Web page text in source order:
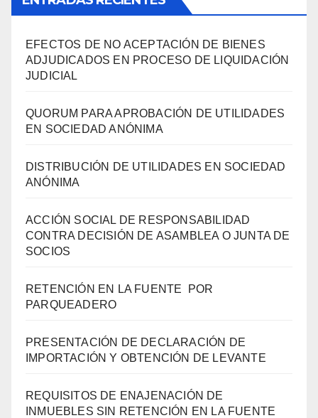
EFECTOS DE NO ACEPTACIÓN DE BIENES
ADJUDICADOS EN PROCESO DE LIQUIDACIÓN
JUDICIAL
QUORUM PARA APROBACIÓN DE UTILIDADES
EN SOCIEDAD ANÓNIMA
DISTRIBUCIÓN DE UTILIDADES EN SOCIEDAD
ANÓNIMA
ACCIÓN SOCIAL DE RESPONSABILIDAD
CONTRA DECISIÓN DE ASAMBLEA O JUNTA DE
SOCIOS
RETENCIÓN EN LA FUENTE POR
PARQUEADERO
PRESENTACIÓN DE DECLARACIÓN DE
IMPORTACIÓN Y OBTENCIÓN DE LEVANTE
REQUISITOS DE ENAJENACIÓN DE
INMUEBLES SIN RETENCIÓN EN LA FUENTE